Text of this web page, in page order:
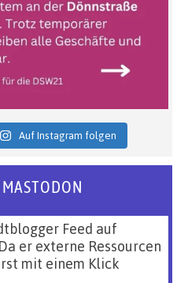
Auf Instagram folgen
Feed auf
er externe Ressourcen
mit einem Klick